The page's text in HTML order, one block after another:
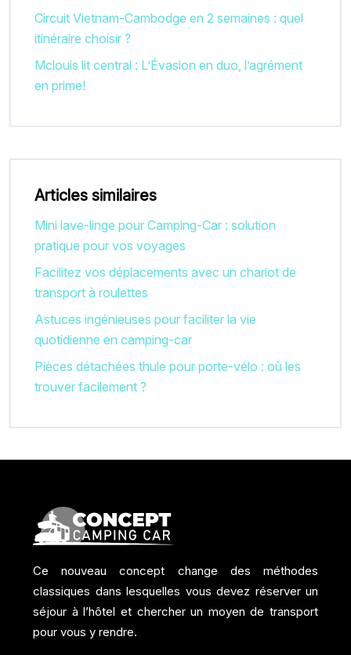
Circuit Vietnam-Cambodge en 2 semaines : quel
itinéraire choisir ?
Mclouis lit central : L’Évasion en duo, l’agrément
en prime!
Articles similaires
Mini lave-linge pour Camping-Car : solution
pratique pour vos voyages
Facilitez vos déplacements avec un chariot de
transport à roulettes
Astuces ingénieuses pour faciliter la vie
quotidienne en camping-car
Pièces détachées thule pour porte-vélo : où les
trouver facilement ?
Ce nouveau concept change des méthodes
classiques dans lesquelles vous devez réserver un
séjour à l’hôtel et chercher un moyen de transport
pour vous y rendre.